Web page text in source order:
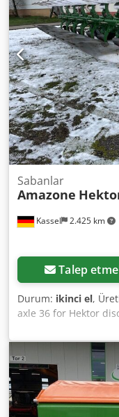
Kassel 2.425 km
Sabanlar
Amazone
Talep
Durum: ikinci el,
axle 36 for Hektor
protection / heavy-
Lighting: rear LED,
approval – EU 40
RH 82 / expandable